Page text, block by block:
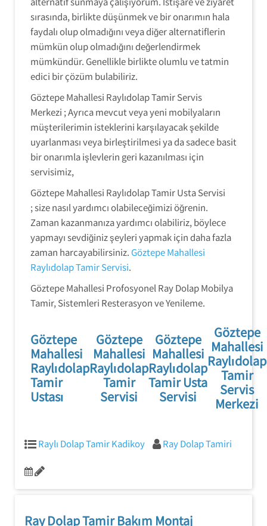
sırasında, birlikte düşünmek ve bir onarımın hala
faydalı olup olmadığını veya diğer alternatiflerin
mümkün olup olmadığını değerlendirmek
mümkündür. Genellikle birlikte olumlu ve tatmin
edici bir çözüm bulabiliriz.
Göztepe Mahallesi Raylıdolap Tamir Servis
Merkezi ; Ayrıca mevcut veya yeni mobilyaların
müşterilerimin isteklerini karşılayacak şekilde
uyarlanması veya birleştirilmesi ya da sadece basit
bir onarımla işlevlerin geri kazanılması için
servisimiz,
Göztepe Mahallesi Raylıdolap Tamir Usta Servisi
; size nasıl yardımcı olabileceğimizi öğrenin.
Zaman kazanmanıza yardımcı olabiliriz, böylece
yapmayı sevdiğiniz şeyleri yapmak için daha fazla
zaman harcayabilirsiniz. Göztepe Mahallesi
Raylıdolap Tamir Servisi.
Göztepe Mahallesi Profosyonel Ray Dolap Mobilya
Tamir, Sistemleri Resterasyon ve Yenileme.
Göztepe
Mahallesi
Raylıdolap
Tamir
Ustası
Göztepe
Mahallesi
Raylıdolap
Tamir
Servisi
Göztepe
Mahallesi
Raylıdolap
Tamir Usta
Servisi
Göztepe
Mahallesi
Raylıdolap
Tamir
Servis
Merkezi
Raylı Dolap Tamir Kadikoy Ray Dolap Tamiri
Ray Dolap Tamir Bakım Montaj